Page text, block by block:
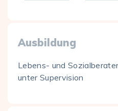
Ausbildung
Lebens- und
unter Supervision